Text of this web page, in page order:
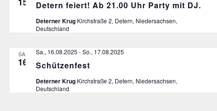
Detern feiert! Ab 21.00 Uhr Party mit DJ.
Deterner Krug Kirchstraße 2, Detern, Niedersachsen,
Deutschland
SA.
16 Schützenfest
Sa., 16.08.2025 -So., 17.08.2025
Deterner Krug Kirchstraße 2, Detern, Niedersachsen,
Deutschland